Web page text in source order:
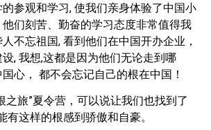
参观和学习, 使我们亲身体验了中国小
们刻苦、勤奋的学习态度非常值得我
不忘祖国, 看到他们在中国开办企业，
, 我想,这都是因为他们无论走到哪
心， 都不会忘记自己的根在中国！
之旅”夏令营，可以说让我们也找到了
有这样的根感到骄傲和自豪。